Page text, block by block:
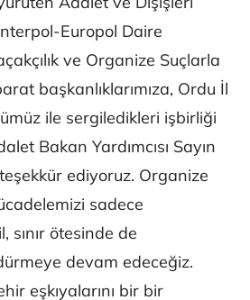
Europol Daire
ve Organize Suçlarla
başkanlıklarımıza, Ordu İl
ile sergiledikleri işbirliği
Bakan Yardımcısı Sayın
ediyoruz. Organize
sadece
sınır ötesinde de
devam edeceğiz.
eşkıyalarını bir bir